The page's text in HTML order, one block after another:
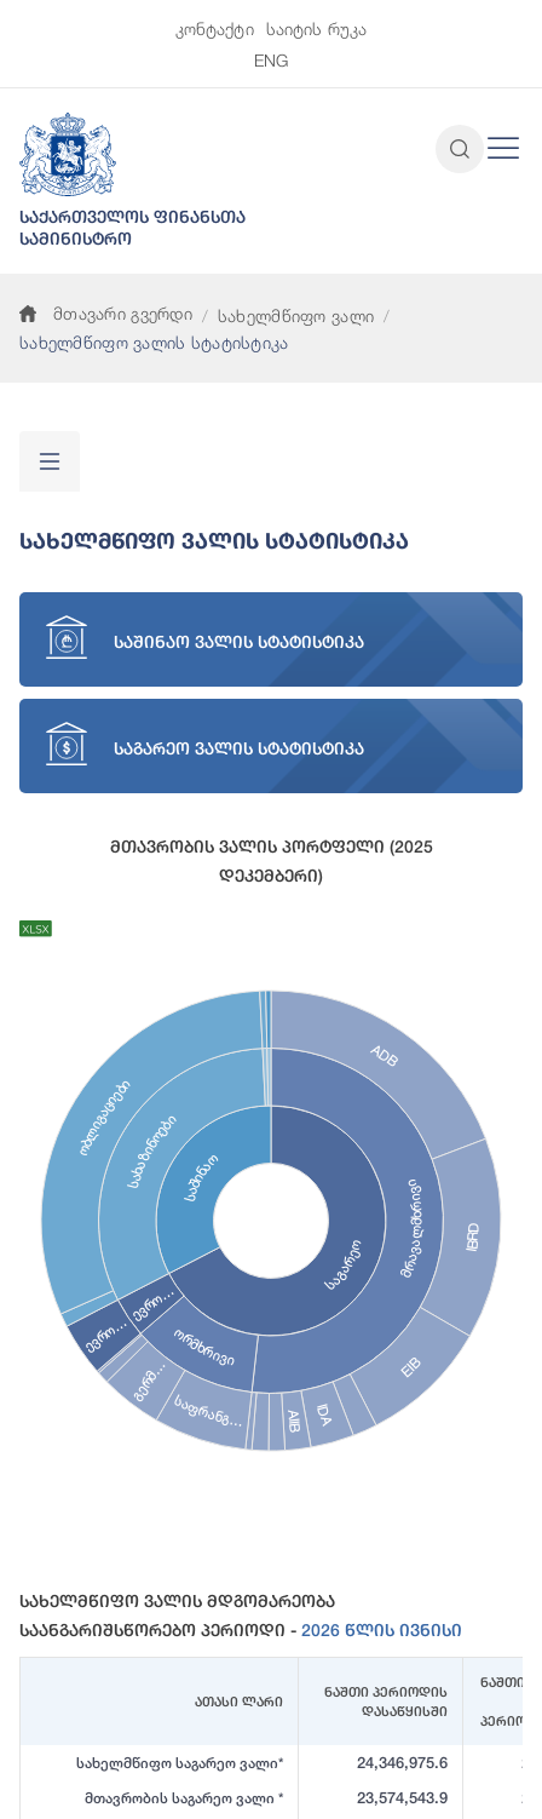
კონტაქტი
საიტის რუკა
ENG
საქართველოს ფინანსთა
სამინისტრო
მთავარი გვერდი
სახელმწიფო ვალი
სახელმწიფო ვალის სტატისტიკა
Სახელმწიფო Ვალის Სტატისტიკა
საშინაო ვალის სტატისტიკა
საგარეო ვალის სტატისტიკა
Მთავრობის Ვალის Პორტფელი (2025
Დეკემბერი)
Chart with 27 data points.
View as data table, Chart
საგარეო მრავალმხრივი
ორმხრივი
ევრო…
ADB
IBRD
EIB
IDA
AIIB
საფრანგ…
გერმ…
ევრო…
საშინაო
სახაზინოები
ობლიგაციები
Სახელმწიფო Ვალის Მდგომარეობა
Საანგარიშსწორებო Პერიოდი - 2026 Წლის Ივნისი
ათასი ლარი
ნაშთი პერიოდის
დასაწყისში
ნაშთი
სახელმწიფო საგარეო ვალი* 24,346,975.6
მთავრობის საგარეო ვალი * 23,574,543.9